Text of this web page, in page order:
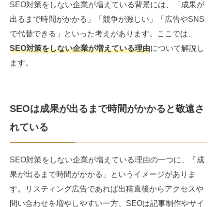
SEO対策をしない企業が増えている背景には、「成果が
出るまで時間がかかる」「競争が激しい」「広告やSNS
で代替できる」といった考えがあります。ここでは、
SEO対策をしない企業が増えている理由について解説し
ます。
SEOは成果が出るまで時間がかかると敬遠さ
れている
SEO対策をしない企業が増えている理由の一つに、「成
果が出るまで時間がかかる」というイメージがありま
す。リスティング広告であれば出稿直後からアクセスや
問い合わせを増やしやすい一方、SEOは記事制作やサイ